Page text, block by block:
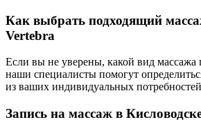
Как выбрать подходящий
Vertebra
Если вы не уверены, какой вид массажа
наши специалисты помогут
из ваших индивидуальных
Запись на массаж в